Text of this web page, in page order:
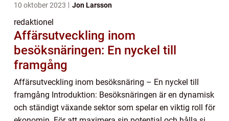
10 oktober 2023 Jon Larsson
redaktionel
Affärsutveckling inom
besöksnäringen: En nyckel till
framgång
Affärsutveckling inom besöksnäring – En nyckel till
framgång Introduktion: Besöksnäringen är en dynamisk
och ständigt växande sektor som spelar en viktig roll för